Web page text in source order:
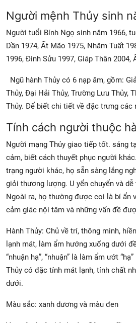
Người mệnh Thủy sinh
Người tuổi Bính Ngọ sinh năm 1966,
Dần 1974, Ất Mão 1975, Nhâm Tuất
1996, Đinh Sửu 1997, Giáp Thân 2004,
Ngũ hành Thủy có 6 nạp âm, gồm:
Thủy, Đại Hải Thủy, Trường Lưu Thủy,
Thủy. Để biết chi tiết về đặc trưng các
Tính cách người thuộc
Người mạng Thủy giao tiếp tốt. sáng
cảm, biết cách thuyết phục người
trạng người khác, họ sẵn sàng lắng
giỏi thương lượng. U yển chuyển và
Ngoài ra, họ thường được coi là bí ẩn
cảm giác nội tâm và những vấn đề
Hành Thủy: Chủ về trí, thông minh,
lạnh mát, làm ẩm hướng xuống dưới
“nhuận hạ”, “nhuận” là làm ẩm ướt
Thủy có đặc tính mát lạnh, tính chất
dưới.
Màu sắc: xanh dương và màu đen